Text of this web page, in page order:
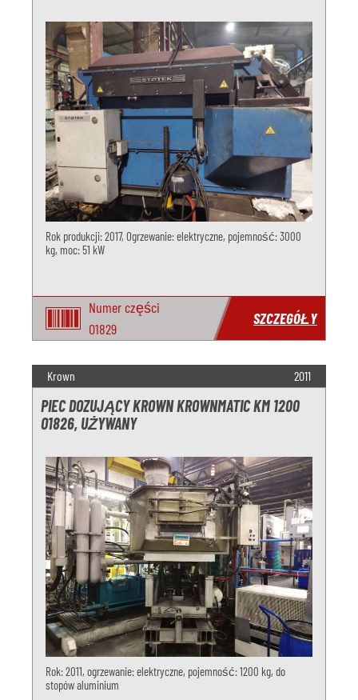
Rok produkcji: 2017, Ogrzewanie: elektryczne, pojemność: 3000
kg, moc: 51 kW
Numer części
O1829
SZCZEGÓŁY
Krown 2011
PIEC DOZUJĄCY KROWN KROWNMATIC KM 1200
O1826, UŻYWANY
Rok: 2011, ogrzewanie: elektryczne, pojemność: 1200 kg, do
stopów aluminium